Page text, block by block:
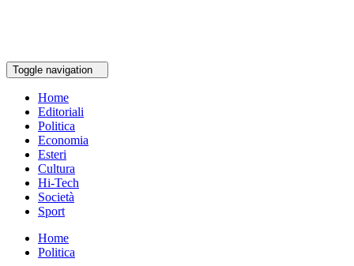
Toggle navigation
Home
Editoriali
Politica
Economia
Esteri
Cultura
Hi-Tech
Società
Sport
Home
Politica